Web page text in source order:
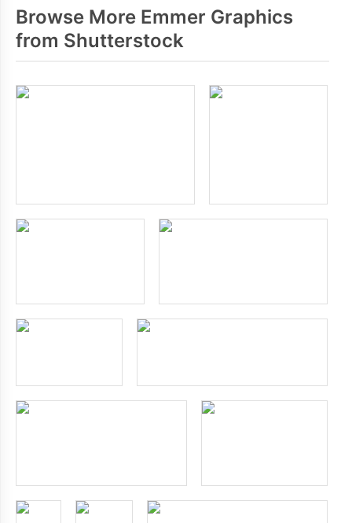
Browse More Emmer Graphics
from Shutterstock